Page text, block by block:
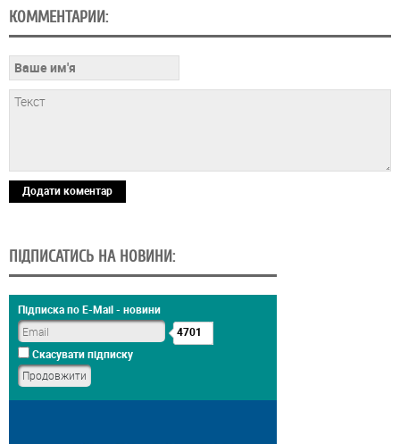
КОММЕНТАРИИ:
Додати коментар
ПІДПИСАТИСЬ НА НОВИНИ:
Підписка по E-Mail - новини
4701
Скасувати підписку